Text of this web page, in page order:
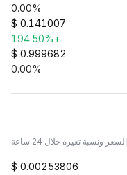
0.00%
$ 0.141007
+194.50%
$ 0.999682
0.00%
السعر ونسبة تغيره خلال 24 ساعة
$ 0.00253806